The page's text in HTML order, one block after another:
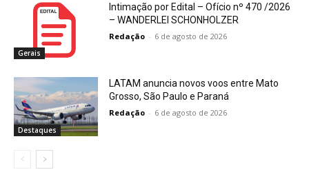
Gerais
Intimação por Edital – Ofício nº 470 /2026
– WANDERLEI SCHONHOLZER
Redação - 6 de agosto de 2026
Destaques
LATAM anuncia novos voos entre Mato
Grosso, São Paulo e Paraná
Redação - 6 de agosto de 2026